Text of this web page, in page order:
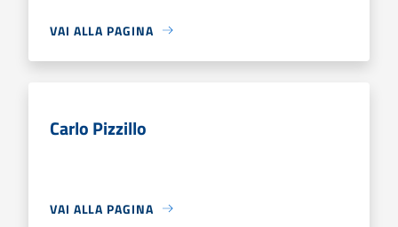
VAI ALLA PAGINA
Carlo Pizzillo
VAI ALLA PAGINA